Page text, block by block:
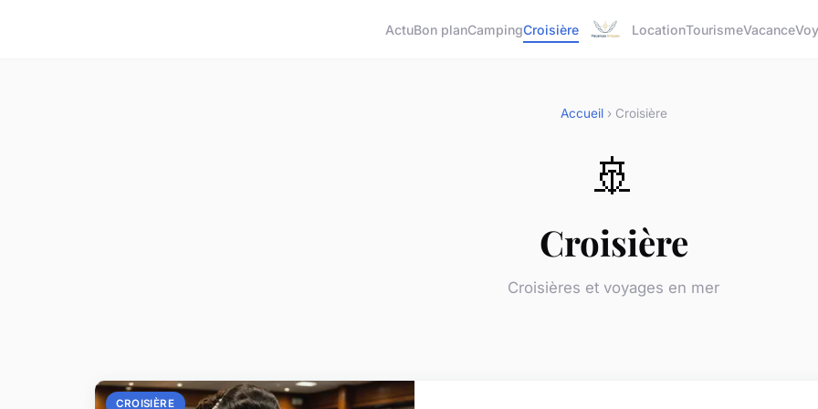
ActuBon planCampingCroisière LocationTourismeVacance
Accueil› Croisière
🚢
Croisière
Croisières et voyages en mer
CROISIÈRE